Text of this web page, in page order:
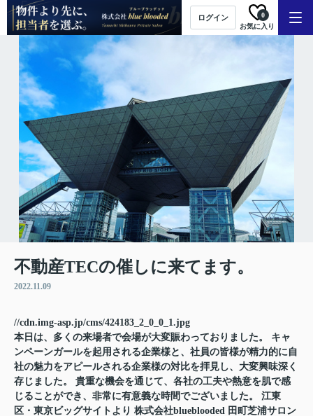
ログイン
お気に入り
0
不動産TECの催しに来てます。
2022.11.09
//cdn.img-asp.jp/cms/424183_2_0_0_1.jpg
本日は、多くの来場者で会場が大変賑わっておりました。 キャ
ンペーンガールを起用される企業様と、社員の皆様が精力的に自
社の魅力をアピールされる企業様の対比を拝見し、大変興味深く
存じました。 貴重な機会を通じて、各社の工夫や熱意を肌で感
じることができ、非常に有意義な時間でございました。 江東
区・東京ビッグサイトより 株式会社blueblooded 田町芝浦サロン